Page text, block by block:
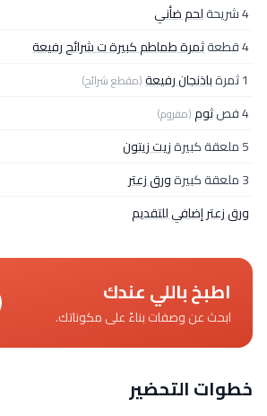
4 شريحة
لحم ضأني
4 قطعة
ثمرة طماطم كبيرة ت شرائح رفيعة
1 ثمرة
باذنجان رفيعة(مقطع شرائح)
4 فص ثوم(مفروم)
5 ملعقة كبيرة
زيت زيتون
3 ملعقة كبيرة
ورق زعتر
ورق زعتر إضافي للتقديم
اطبخ باللي عندك
ابحث عن وصفات بناءً على مكوناتك.
خطوات التحضير